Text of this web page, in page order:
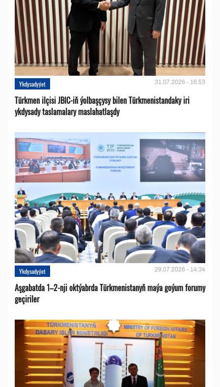
Ykdysadyýet 31.07.2026 - 16:53
Türkmen ilçisi JBIC-iň ýolbaşçysy bilen Türkmenistandaky iri
ykdysady taslamalary maslahatlaşdy
Ykdysadyýet 29.07.2026 - 14:34
Aşgabatda 1–2-nji oktýabrda Türkmenistanyň maýa goýum forumy
geçiriler